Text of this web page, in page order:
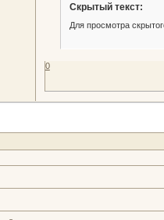
Скрытый текст:
Для просмотра
0